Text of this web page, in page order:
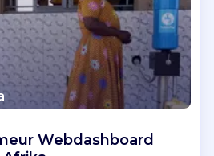
Webdashboard